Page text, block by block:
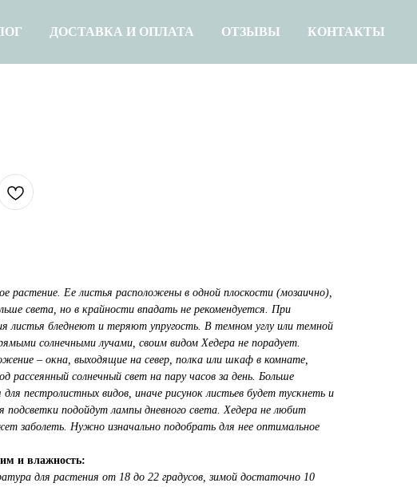
ДОСТАВКА И ОПЛАТА ОТЗЫВЫ КОНТАКТЫ
растение. Ее листья расположены в одной плоскости (мозаично),
света, но в крайности впадать не рекомендуется. При
листья бледнеют и теряют упругость. В темном углу или темной
солнечными лучами, своим видом Хедера не порадует.
– окна, выходящие на север, полка или шкаф в комнате,
рассеянный солнечный свет на пару часов за день. Больше
пестролистных видов, иначе рисунок листьев будет тускнеть и
подойдут лампы дневного света. Хедера не любит
заболеть. Нужно изначально подобрать для нее оптимальное
и влажность:
для растения от 18 до 22 градусов, зимой достаточно 10